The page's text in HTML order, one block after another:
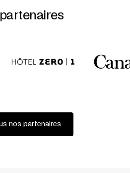
ET AUX RÉPÉTITIONS
TRANSAMÉRIQUES + FONDS
nos partenaires